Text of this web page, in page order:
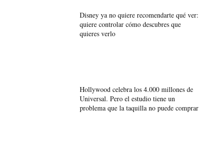
Disney ya no quiere recomendarte qué ver:
quiere controlar cómo descubres que
quieres verlo
Hollywood celebra los 4.000 millones de
Universal. Pero el estudio tiene un
problema que la taquilla no puede comprar